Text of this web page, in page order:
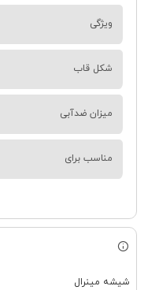
ویژگی
شکل قاب
میزان ضدآبی
مناسب برای
شیشه مینرال